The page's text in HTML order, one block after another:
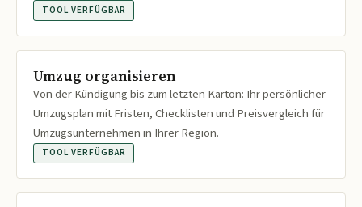
TOOL VERFÜGBAR
Umzug organisieren
Von der Kündigung bis zum letzten Karton: Ihr persönlicher
Umzugsplan mit Fristen, Checklisten und Preisvergleich für
Umzugsunternehmen in Ihrer Region.
TOOL VERFÜGBAR